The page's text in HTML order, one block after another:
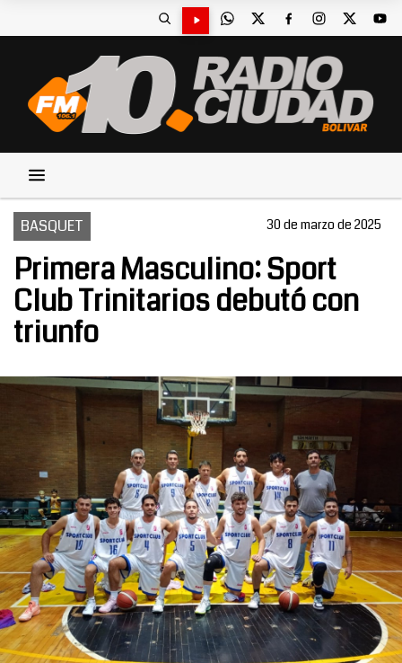
BASQUET 30 de marzo de 2025
Primera Masculino: Sport
Club Trinitarios debutó con
triunfo